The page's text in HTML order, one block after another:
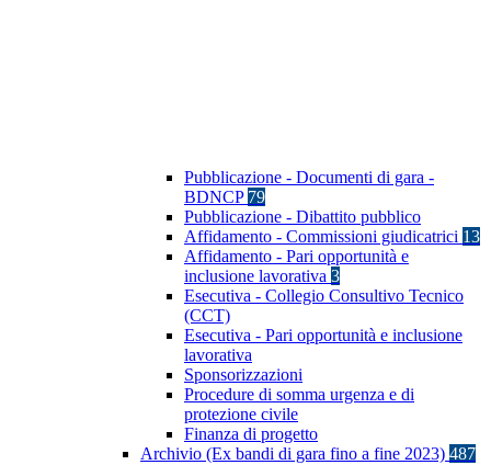
Pubblicazione - Documenti di gara -
BDNCP 79
Pubblicazione - Dibattito pubblico
Affidamento - Commissioni giudicatrici 13
Affidamento - Pari opportunità e
inclusione lavorativa 3
Esecutiva - Collegio Consultivo Tecnico
(CCT)
Esecutiva - Pari opportunità e inclusione
lavorativa
Sponsorizzazioni
Procedure di somma urgenza e di
protezione civile
Finanza di progetto
Archivio (Ex bandi di gara fino a fine 2023) 487